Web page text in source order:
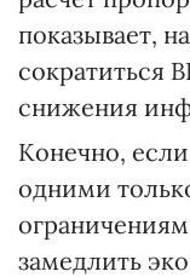
показывает,
сократиться
снижения
Конечно,
одними
замедлить